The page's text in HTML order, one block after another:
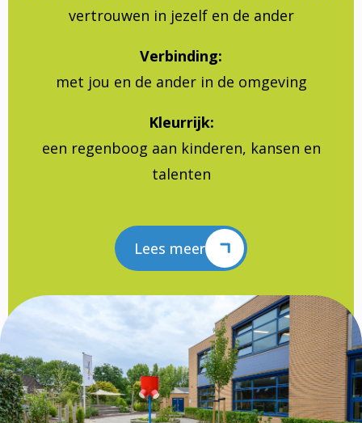
vertrouwen in jezelf en de ander
Verbinding:
met jou en de ander in de omgeving
Kleurrijk:
een regenboog aan kinderen, kansen en
talenten
Lees meer